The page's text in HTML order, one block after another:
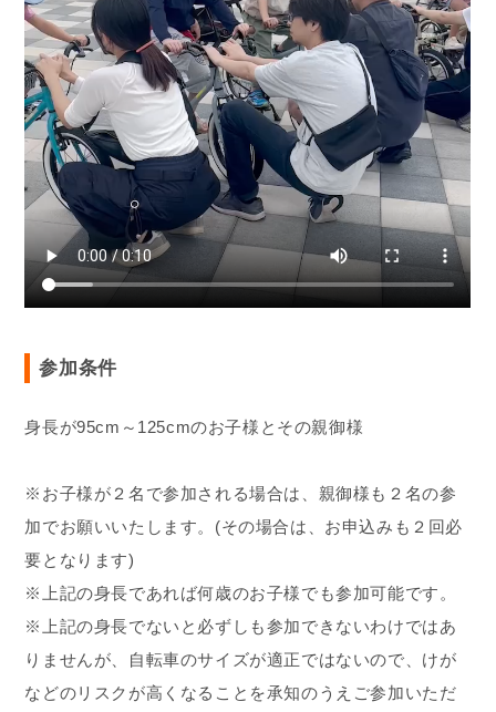
参加条件
身長が95cm～125cmのお子様とその親御様
※お子様が２名で参加される場合は、親御様も２名の参
加でお願いいたします。(その場合は、お申込みも２回必
要となります)
※上記の身長であれば何歳のお子様でも参加可能です。
※上記の身長でないと必ずしも参加できないわけではあ
りませんが、自転車のサイズが適正ではないので、けが
などのリスクが高くなることを承知のうえご参加いただ